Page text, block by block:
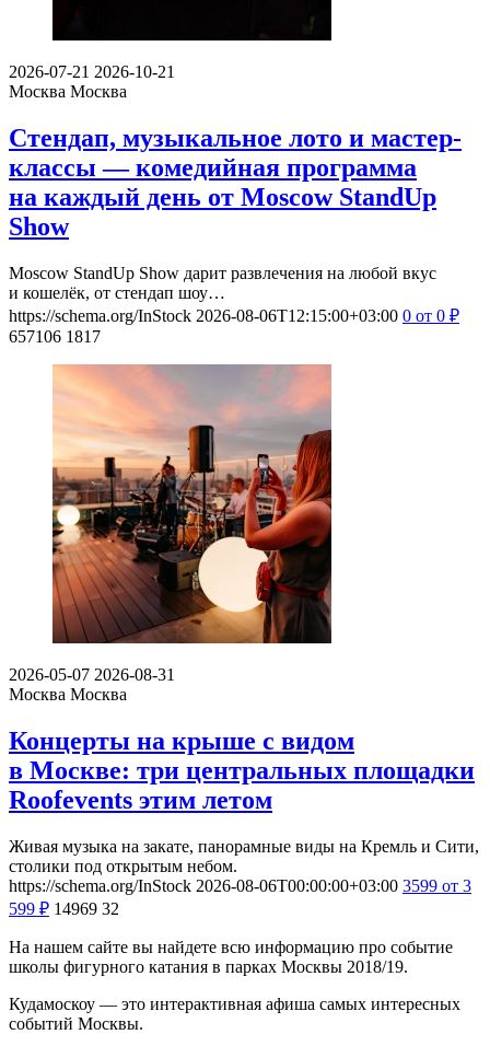
2026-07-21 2026-10-21
Москва Москва
Стендап, музыкальное лото и мастер-
классы — комедийная программа
на каждый день от Moscow StandUp
Show
Moscow StandUp Show дарит развлечения на любой вкус
и кошелёк, от стендап шоу…
https://schema.org/InStock 2026-08-06T12:15:00+03:00 0 от 0 ₽
657106 1817
2026-05-07 2026-08-31
Москва Москва
Концерты на крыше с видом
в Москве: три центральных площадки
Roofevents этим летом
Живая музыка на закате, панорамные виды на Кремль и Сити,
столики под открытым небом.
https://schema.org/InStock 2026-08-06T00:00:00+03:00 3599 от 3
599 ₽ 14969 32
На нашем сайте вы найдете всю информацию про событие
школы фигурного катания в парках Москвы 2018/19.
Кудамоскоу — это интерактивная афиша самых интересных
событий Москвы.